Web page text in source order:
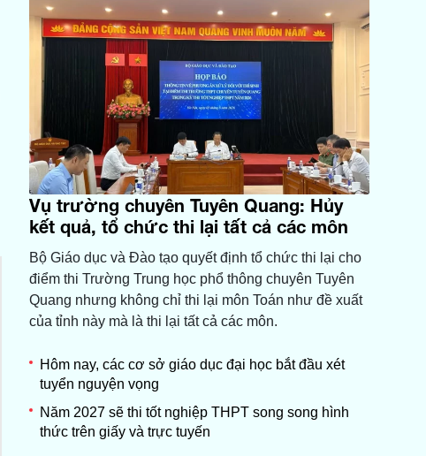
Vụ trường chuyên Tuyên Quang: Hủy
kết quả, tổ chức thi lại tất cả các môn
Bộ Giáo dục và Đào tạo quyết định tổ chức thi lại cho
điểm thi Trường Trung học phổ thông chuyên Tuyên
Quang nhưng không chỉ thi lại môn Toán như đề xuất
của tỉnh này mà là thi lại tất cả các môn.
Hôm nay, các cơ sở giáo dục đại học bắt đầu xét
tuyển nguyện vọng
Năm 2027 sẽ thi tốt nghiệp THPT song song hình
thức trên giấy và trực tuyến